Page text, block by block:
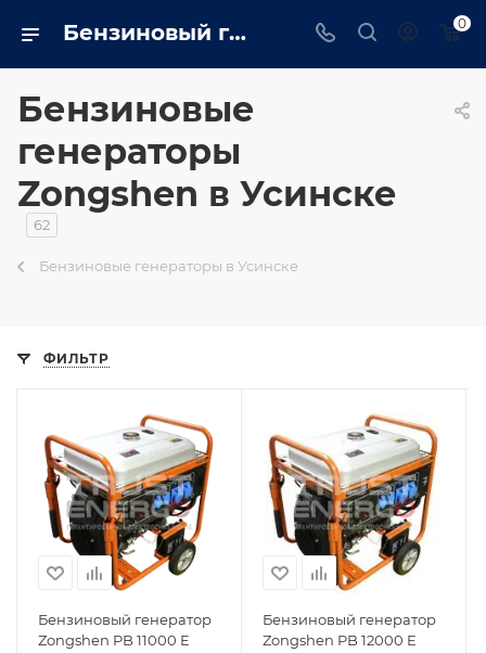
Бензиновый генератор zongshen в Усинске на сайте - usinsk.trustenergo.ru 0
Бензиновые
генераторы
Zongshen в Усинске
62
Бензиновые генераторы в Усинске
ФИЛЬТР
Бензиновый генератор
Zongshen PB 11000 E
Бензиновый генератор
Zongshen PB 12000 E